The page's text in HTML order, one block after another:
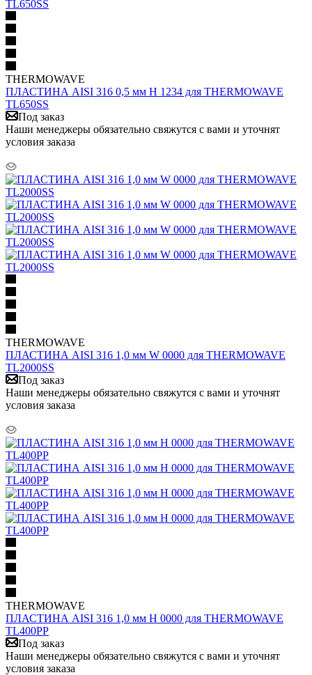
THERMOWAVE
ПЛАСТИНА AISI 316 0,5 мм H 1234 для THERMOWAVE
TL650SS
Под заказ
Наши менеджеры обязательно свяжутся с вами и уточнят
условия заказа
THERMOWAVE
ПЛАСТИНА AISI 316 1,0 мм W 0000 для THERMOWAVE
TL2000SS
Под заказ
Наши менеджеры обязательно свяжутся с вами и уточнят
условия заказа
THERMOWAVE
ПЛАСТИНА AISI 316 1,0 мм H 0000 для THERMOWAVE
TL400PP
Под заказ
Наши менеджеры обязательно свяжутся с вами и уточнят
условия заказа